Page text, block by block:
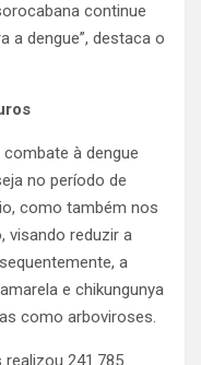
continue
a dengue”, destaca o
à dengue
no período de
como também nos
visando reduzir a
a
e chikungunya
como arboviroses.
241.785